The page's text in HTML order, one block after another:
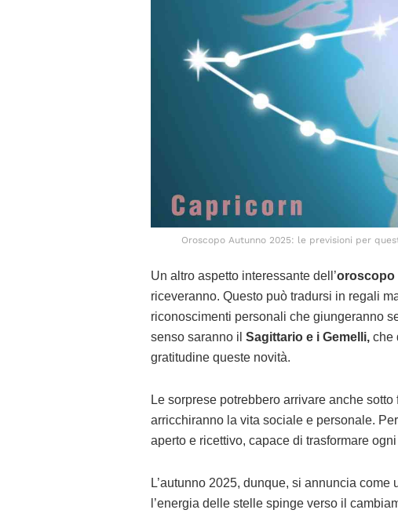
Oroscopo Autunno 2025: le previsioni per
Un altro aspetto interessante dell’oroscopo
riceveranno. Questo può tradursi in regali
riconoscimenti personali che giungeranno
senso saranno il Sagittario e i Gemelli, che
gratitudine queste novità.
Le sorprese potrebbero arrivare anche
arricchiranno la vita sociale e personale.
aperto e ricettivo, capace di trasformare
L’autunno 2025, dunque, si annuncia
l’energia delle stelle spinge verso il